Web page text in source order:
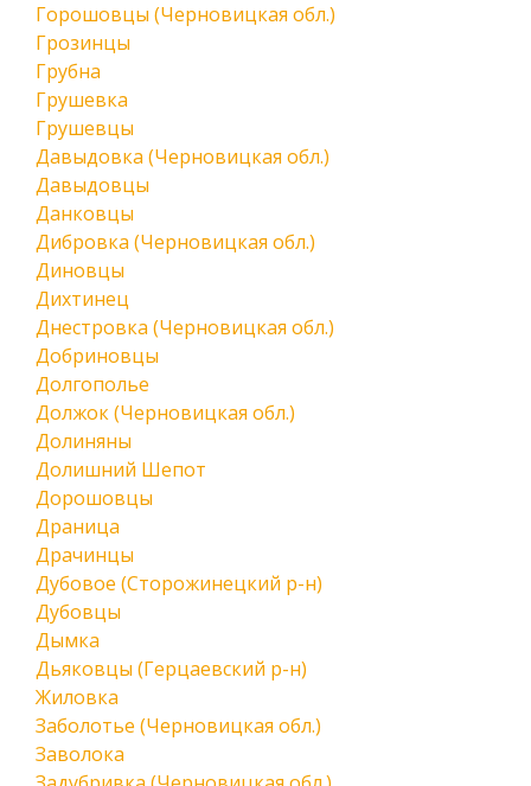
Горошовцы (Черновицкая обл.)
Грозинцы
Грубна
Грушевка
Грушевцы
Давыдовка (Черновицкая обл.)
Давыдовцы
Данковцы
Дибровка (Черновицкая обл.)
Диновцы
Дихтинец
Днестровка (Черновицкая обл.)
Добриновцы
Долгополье
Должок (Черновицкая обл.)
Долиняны
Долишний Шепот
Дорошовцы
Драница
Драчинцы
Дубовое (Сторожинецкий р-н)
Дубовцы
Дымка
Дьяковцы (Герцаевский р-н)
Жиловка
Заболотье (Черновицкая обл.)
Заволока